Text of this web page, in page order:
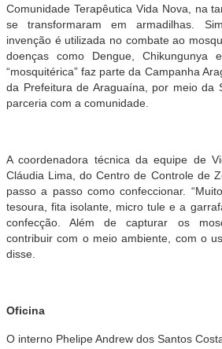
Comunidade Terapêutica Vida Nova, na
se transformaram em armadilhas.
invenção é utilizada no combate ao
doenças como Dengue, Chikungunya
“mosquitérica” faz parte da Campanha
da Prefeitura de Araguaína, por meio da
parceria com a comunidade.
A coordenadora técnica da equipe de
Cláudia Lima, do Centro de Controle de
passo a passo como confeccionar.
tesoura, fita isolante, micro tule e a
confecção. Além de capturar os
contribuir com o meio ambiente, com o
disse.
Oficina
O interno Phelipe Andrew dos Santos